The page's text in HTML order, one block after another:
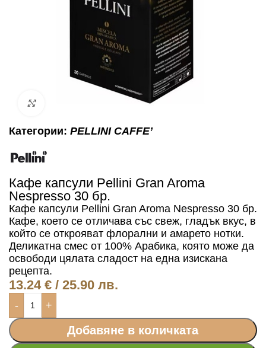
Категории: PELLINI CAFFE’
Кафе капсули Pellini Gran Aroma
Nespresso 30 бр.
Кафе капсули Pellini Gran Aroma Nespresso 30 бр.
Кафе, което се отличава със свеж, гладък вкус, в
който се открояват флорални и амарето нотки.
Деликатна смес от 100% Арабика, която може да
освободи цялата сладост на една изискана
рецепта.
13.24 € / 25.90 лв.
- +
Добавяне в количката